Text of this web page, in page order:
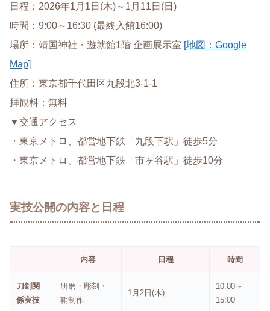
日程：2026年1月1日(木)～1月11日(日)
時間：9:00～16:30 (最終入館16:00)
場所：靖国神社・遊就館1階 企画展示室 [地図：Google
Map]
住所：東京都千代田区九段北3-1-1
拝観料：無料
▼交通アクセス
・東京メトロ、都営地下鉄「九段下駅」徒歩5分
・東京メトロ、都営地下鉄「市ヶ谷駅」徒歩10分
実技公開の内容と日程
内容 日程 時間
刀剣関
係実技
研磨・彫刻・
鞘制作
1月2日(木)
10:00～
15:00